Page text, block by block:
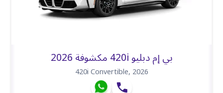
بي إم دبليو 420i مكشوفة 2026
420i Convertible,2026